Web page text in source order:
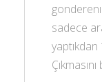
sadece